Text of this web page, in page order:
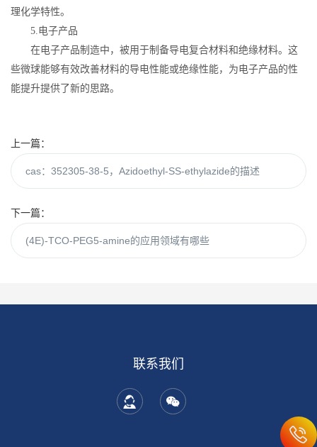
理化学特性。
5.电子产品
在电子产品制造中，被用于制备导电复合材料和绝缘材料。这
些微球能够有效改善材料的导电性能或绝缘性能，为电子产品的性
能提升提供了新的思路。
上一篇：
cas：352305-38-5，Azidoethyl-SS-ethylazide的描述
下一篇：
(4E)-TCO-PEG5-amine的应用领域有哪些
联系我们